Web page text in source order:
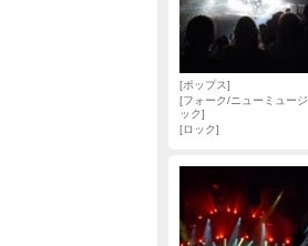
ポップス
フォーク/ニューミュージ
ック
ロック